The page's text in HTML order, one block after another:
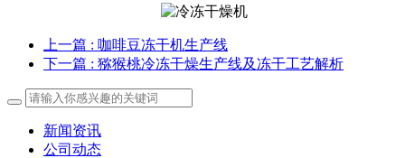
上一篇 : 咖啡豆冻干机生产线
下一篇 : 猕猴桃冷冻干燥生产线及冻干工艺解析
新闻资讯
公司动态